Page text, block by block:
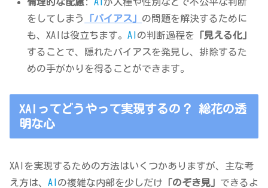
をしてしまう
「バイアス」 の問題を解決するために
も、XAIは役立ちます。AI の判断過程を 「見える化」
することで、隠れたバイアスを発見し、排除するた
めの手がかりを得ることができます。
XAIってどうやって実現するの？ 総花の透
明な心
XAIを実現するための方法はいくつかありますが、主な考
え方は、 AI の複雑な内部を少しだけ 「のぞき見」 できるよ